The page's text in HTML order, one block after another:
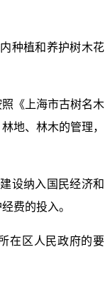
种植和养护树木花
《上海市古树名木
地、林木的管理，
设纳入国民经济和
费的投入。
在区人民政府的要